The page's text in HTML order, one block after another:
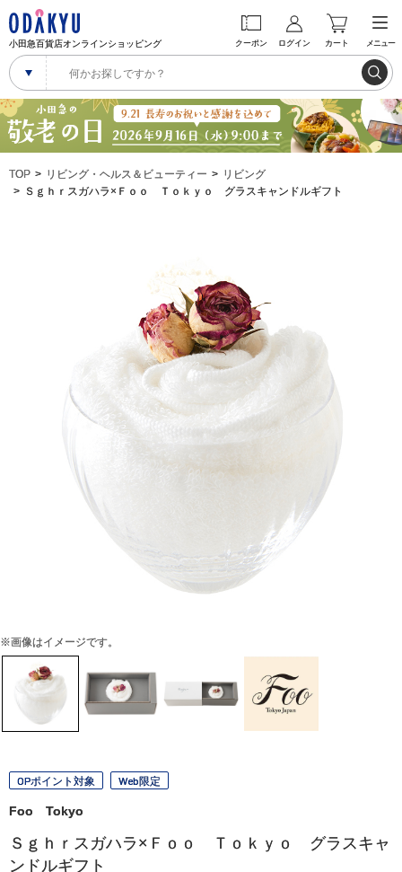
小田急百貨店オンラインショッピング クーポン ログイン カート メニュー
TOP リビング・ヘルス＆ビューティー
リビング
Ｓｇｈｒスガハラ×Ｆｏｏ Ｔｏｋｙｏ グラスキャンドルギフト
※画像はイメージです。
OPポイント対象 Web限定
Foo Tokyo
Ｓｇｈｒスガハラ×Ｆｏｏ Ｔｏｋｙｏ グラスキャ
ンドルギフト